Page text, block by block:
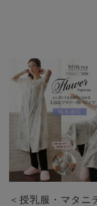
＜授乳服・マタニ